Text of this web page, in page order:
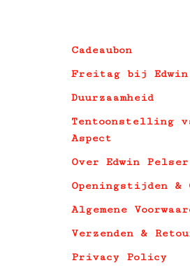
Cadeaubon
Freitag bij
Duurzaamheid
Tentoonstelling
Aspect
Over Edwin Pelser
Openingstijden &
Algemene
Verzenden &
Privacy Policy